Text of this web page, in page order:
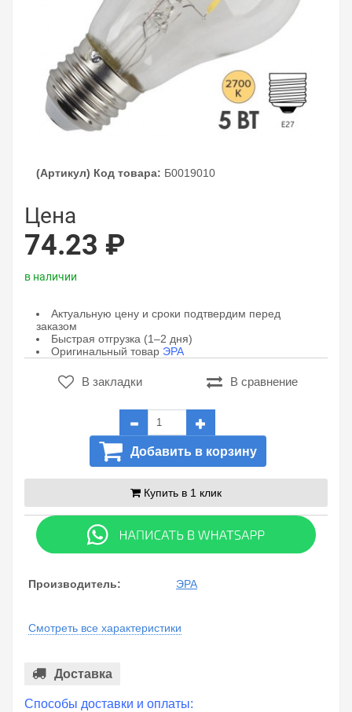
(Артикул) Код товара: Б0019010
Цена
74.23 ₽
в наличии
Актуальную цену и сроки подтвердим перед
заказом
Быстрая отгрузка (1–2 дня)
Оригинальный товар ЭРА
В закладки В сравнение
Добавить в корзину
Купить в 1 клик
Производитель: ЭРА
Смотреть все характеристики
Доставка
Способы доставки и оплаты: